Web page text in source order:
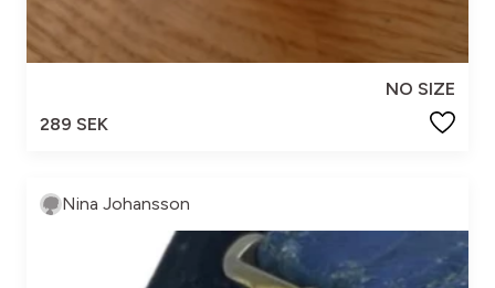
NO SIZE
289 SEK
Nina Johansson